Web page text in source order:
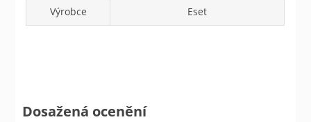
Výrobce Eset
Dosažená ocenění